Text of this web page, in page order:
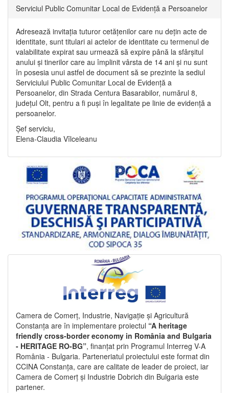
Serviciul Public Comunitar Local de Evidență a Persoanelor
Adresează invitația tuturor cetățenilor care nu dețin acte de
identitate, sunt titulari ai actelor de identitate cu termenul de
valabilitate expirat sau urmează să expire până la sfârșitul
anului și tinerilor care au împlinit vârsta de 14 ani și nu sunt
în posesia unui astfel de document să se prezinte la sediul
Serviciului Public Comunitar Local de Evidență a
Persoanelor, din Strada Centura Basarabilor, numărul 8,
județul Olt, pentru a fi puși în legalitate pe linie de evidență a
persoanelor.
Șef serviciu,
Elena-Claudia Vîlceleanu
Camera de Comerț, Industrie, Navigație și Agricultură
Constanța are în implementare proiectul “A heritage
friendly cross-border economy in România and Bulgaria
- HERITAGE RO-BG”, finanțat prin Programul Interreg V-A
România - Bulgaria. Parteneriatul proiectului este format din
CCINA Constanța, care are calitate de leader de proiect, iar
Camera de Comerț și Industrie Dobrich din Bulgaria este
partener.